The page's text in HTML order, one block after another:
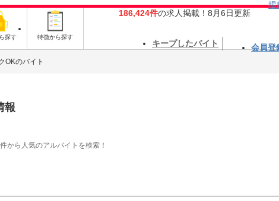
探す 特徴から探す
186,424件の求人掲載！8月6日更新
掲
キープしたバイト 会員登
OKのバイト
報
から人気のアルバイトを検索！